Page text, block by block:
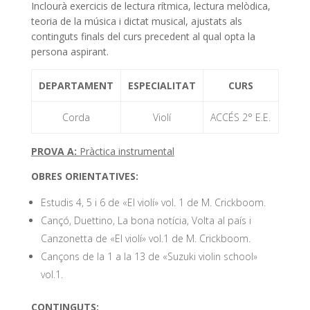
Inclourà exercicis de lectura rítmica, lectura melòdica,
teoria de la música i dictat musical, ajustats als
continguts finals del curs precedent al qual opta la
persona aspirant.
DEPARTAMENT ESPECIALITAT CURS
Corda Violí ACCÉS 2° E.E.
PROVA A: Pràctica instrumental
OBRES ORIENTATIVES:
Estudis 4, 5 i 6 de «El violí» vol. 1 de M. Crickboom.
Cançó, Duettino, La bona notícia, Volta al país i
Canzonetta de «El violí» vol.1 de M. Crickboom.
Cançons de la 1 a la 13 de «Suzuki violin school»
vol.1.
CONTINGUTS: